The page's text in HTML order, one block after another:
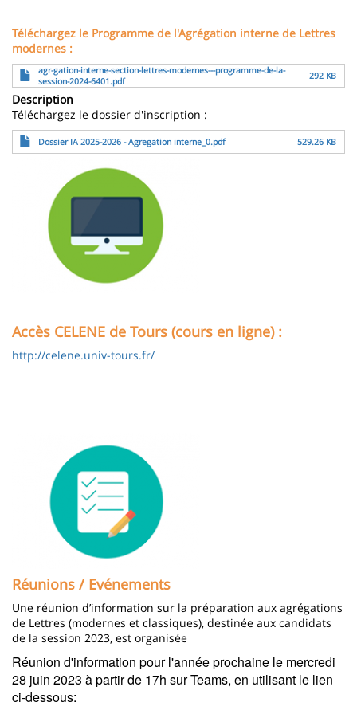
Téléchargez le Programme de l'Agrégation interne de Lettres
modernes :
File
agr-gation-interne-section-lettres-modernes---programme-de-la-
session-2024-6401.pdf
292 KB
Description
Téléchargez le dossier d'inscription :
File
Dossier IA 2025-2026 - Agregation interne_0.pdf 529.26 KB
Accès CELENE de Tours (cours en ligne) :
http://celene.univ-tours.fr/
Réunions / Evénements
Une réunion d’information sur la préparation aux agrégations
de Lettres (modernes et classiques), destinée aux candidats
de la session 2023, est organisée
Réunion d'information pour l'année prochaine le mercredi
28 juin 2023 à partir de 17h sur Teams, en utilisant le lien
ci-dessous: